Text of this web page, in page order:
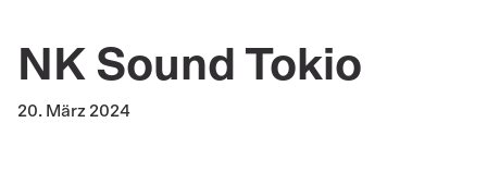
NK Sound Tokio
20. März 2024